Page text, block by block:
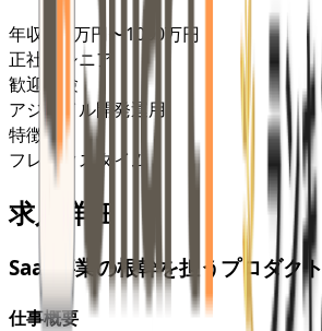
年収
600万円〜1000万円
正社員
シニア
歓迎経験
アジャイル開発運用
特徴
フレックスタイム
求人詳細
SaaS事業の根幹を担うプロダク
仕事概要